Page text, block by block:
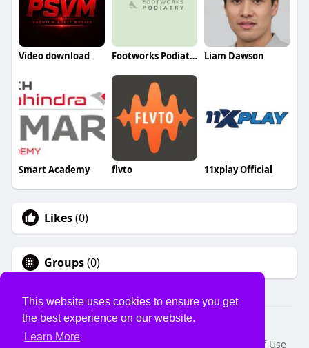
This website uses cookies to ensure you get
the best experience on our website.
Learn More
Video download Footworks Podiatry Liam Dawson
Smart Academy flvto 11xplay Official
Likes(0)
Groups(0)
© 2026 USVS
Home
About Terms of Use